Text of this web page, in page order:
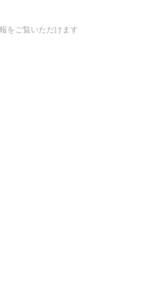
をご覧いただけます